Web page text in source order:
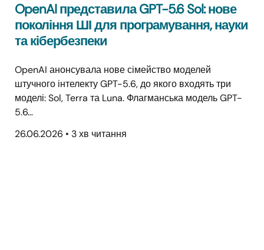
OpenAI представила GPT-5.6 Sol: нове
покоління ШІ для програмування, науки
та кібербезпеки
OpenAI анонсувала нове сімейство моделей
штучного інтелекту GPT-5.6, до якого входять три
моделі: Sol, Terra та Luna. Флагманська модель GPT-
5.6…
26.06.2026 • 3 хв читання